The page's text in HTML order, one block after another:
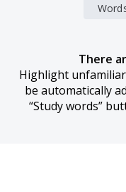
There
Highlight
be automatically
“Study words”